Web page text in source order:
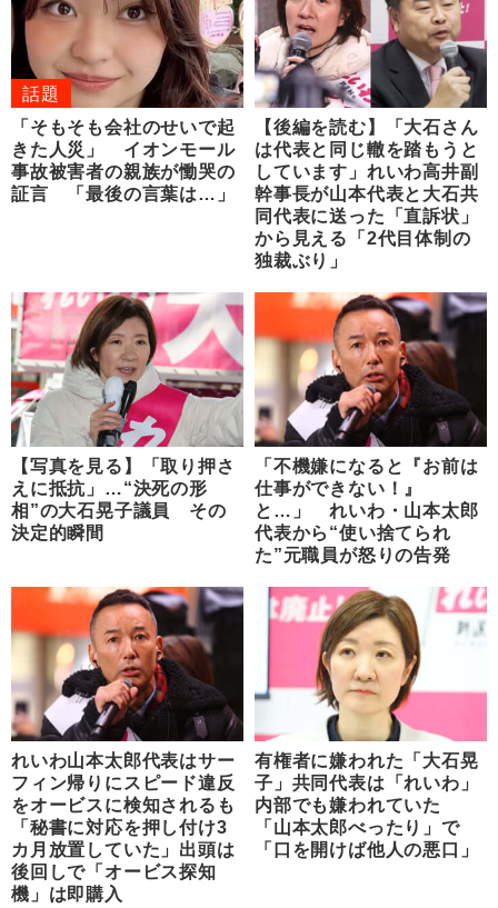
話題
「そもそも会社のせいで起
きた人災」 イオンモール
事故被害者の親族が慟哭の
証言 「最後の言葉は…」
【後編を読む】「大石さん
は代表と同じ轍を踏もうと
しています」れいわ高井副
幹事長が山本代表と大石共
同代表に送った「直訴状」
から見える「2代目体制の
独裁ぶり」
【写真を見る】「取り押さ
えに抵抗」…“決死の形
相”の大石晃子議員 その
決定的瞬間
「不機嫌になると『お前は
仕事ができない！』
と…」 れいわ・山本太郎
代表から“使い捨てられ
た”元職員が怒りの告発
れいわ山本太郎代表はサー
フィン帰りにスピード違反
をオービスに検知されるも
「秘書に対応を押し付け3
カ月放置していた」出頭は
後回しで「オービス探知
機」は即購入
有権者に嫌われた「大石晃
子」共同代表は「れいわ」
内部でも嫌われていた
「山本太郎べったり」で
「口を開けば他人の悪口」